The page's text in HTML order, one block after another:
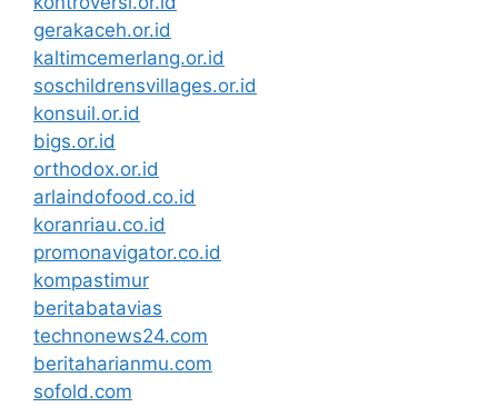
gerakaceh.or.id
kaltimcemerlang.or.id
soschildrensvillages.or.id
konsuil.or.id
bigs.or.id
orthodox.or.id
arlaindofood.co.id
koranriau.co.id
promonavigator.co.id
kompastimur
beritabatavias
technonews24.com
beritaharianmu.com
sofold.com